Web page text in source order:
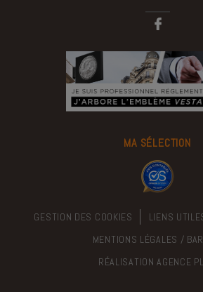
MA SÉLECTION
GESTION DES COOKIES LIENS
MENTIONS LÉGALES /
RÉALISATIONAGENCE